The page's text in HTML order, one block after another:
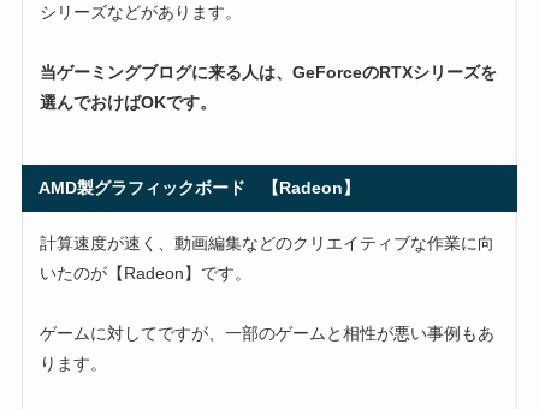
シリーズなどがあります。
当ゲーミングブログに来る人は、GeForceのRTXシリーズを
選んでおけばOKです。
AMD製グラフィックボード 【Radeon】
計算速度が速く、動画編集などのクリエイティブな作業に向
いたのが【Radeon】です。
ゲームに対してですが、一部のゲームと相性が悪い事例もあ
ります。